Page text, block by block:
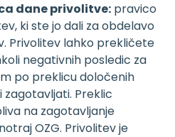
dane privolitve: pravico
ki ste jo dali za obdelavo
Privolitev lahko prekličete
negativnih posledic za
po preklicu določenih
Preklic
na zagotavljanje
OZG. Privolitev je